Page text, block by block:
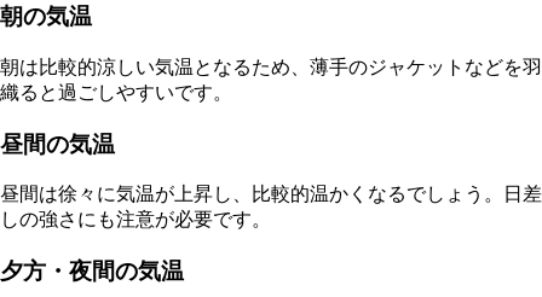
朝の気温
朝は比較的涼しい気温となるため、薄手のジャケットなどを羽
織ると過ごしやすいです。
昼間の気温
昼間は徐々に気温が上昇し、比較的温かくなるでしょう。日差
しの強さにも注意が必要です。
夕方・夜間の気温